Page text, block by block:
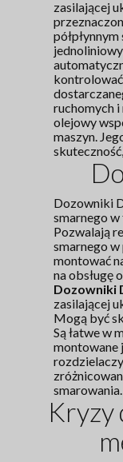
zasilającej
ruchomych i
olejowy
maszyn.
Dozowniki
smarnego
Pozwalają
smarnego
montować
na obsługę
Dozowniki
zasilającej
Mogą być
Są łatwe w
montowane
smarowania.
Kryzy